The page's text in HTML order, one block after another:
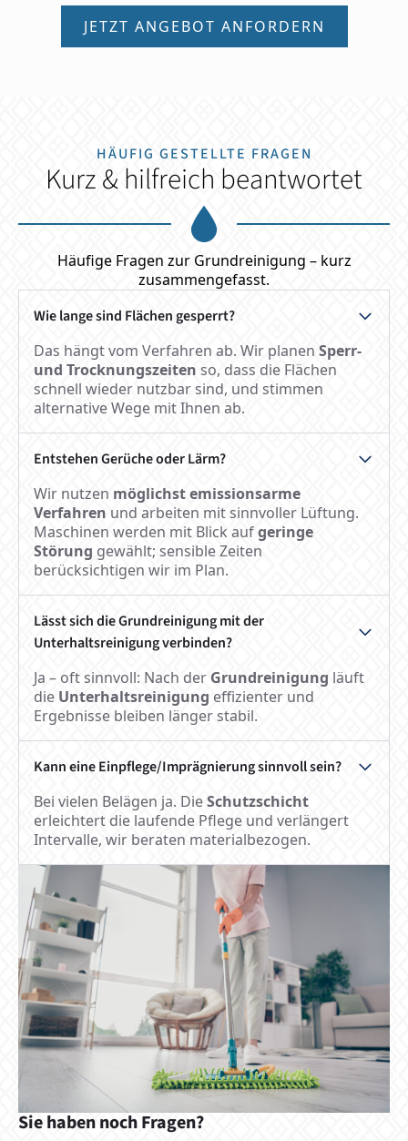
JETZT ANGEBOT ANFORDERN
HÄUFIG GESTELLTE FRAGEN
Kurz & hilfreich beantwortet
Häufige Fragen zur Grundreinigung – kurz
zusammengefasst.
Wie lange sind Flächen gesperrt?
Das hängt vom Verfahren ab. Wir planen Sperr-
und Trocknungszeiten so, dass die Flächen
schnell wieder nutzbar sind, und stimmen
alternative Wege mit Ihnen ab.
Entstehen Gerüche oder Lärm?
Wir nutzen möglichst emissionsarme
Verfahren und arbeiten mit sinnvoller Lüftung.
Maschinen werden mit Blick aufgeringe
Störung gewählt; sensible Zeiten
berücksichtigen wir im Plan.
Lässt sich die Grundreinigung mit der
Unterhaltsreinigung verbinden?
Ja – oft sinnvoll: Nach der Grundreinigung läuft
die Unterhaltsreinigung effizienter und
Ergebnisse bleiben länger stabil.
Kann eine Einpflege/Imprägnierung sinnvoll sein?
Bei vielen Belägen ja. DieSchutzschicht
erleichtert die laufende Pflege und verlängert
Intervalle, wir beraten materialbezogen.
Sie haben noch Fragen?